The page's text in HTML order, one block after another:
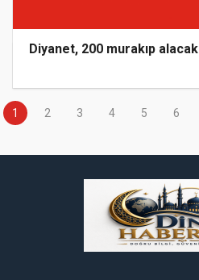
Diyanet, 200 murakıp alacak
1 2 3 4 5 6